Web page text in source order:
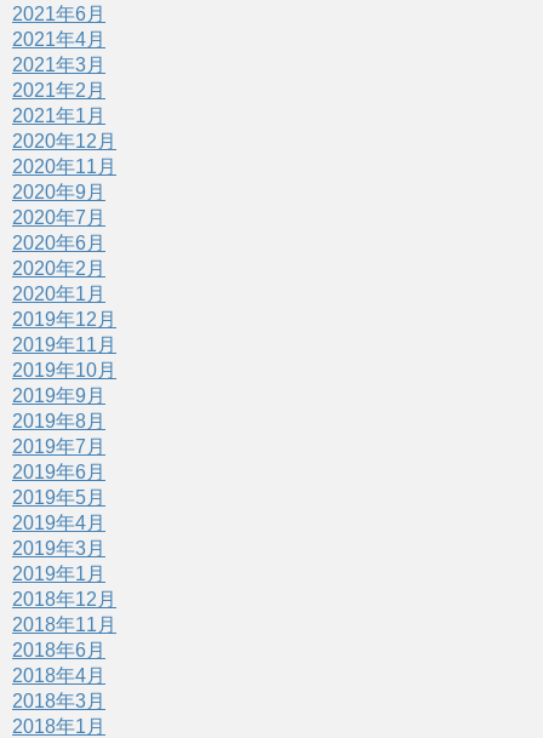
2021年6月
2021年4月
2021年3月
2021年2月
2021年1月
2020年12月
2020年11月
2020年9月
2020年7月
2020年6月
2020年2月
2020年1月
2019年12月
2019年11月
2019年10月
2019年9月
2019年8月
2019年7月
2019年6月
2019年5月
2019年4月
2019年3月
2019年1月
2018年12月
2018年11月
2018年6月
2018年4月
2018年3月
2018年1月